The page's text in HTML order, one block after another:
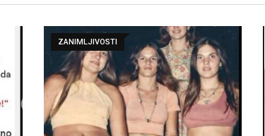
ZANIMLJIVOSTI